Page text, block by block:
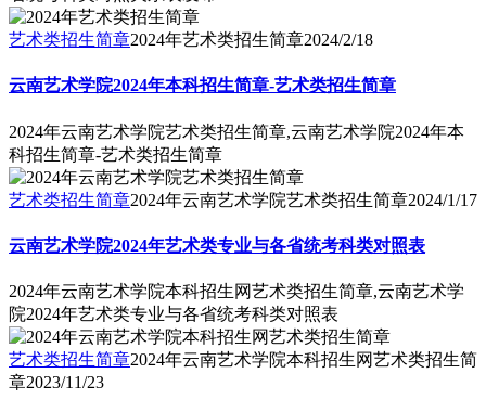
艺术类招生简章2024年艺术类招生简章2024/2/18
云南艺术学院2024年本科招生简章-艺术类招生简章
2024年云南艺术学院艺术类招生简章,云南艺术学院2024年本
科招生简章-艺术类招生简章
艺术类招生简章2024年云南艺术学院艺术类招生简章2024/1/17
云南艺术学院2024年艺术类专业与各省统考科类对照表
2024年云南艺术学院本科招生网艺术类招生简章,云南艺术学
院2024年艺术类专业与各省统考科类对照表
艺术类招生简章2024年云南艺术学院本科招生网艺术类招生简
章2023/11/23